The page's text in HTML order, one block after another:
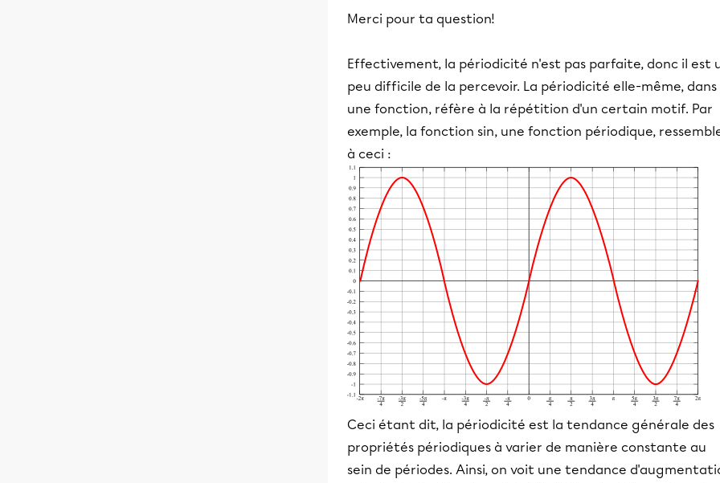
Merci pour ta question!
Effectivement, la périodicité n'est pas parfaite, donc il est
peu difficile de la percevoir. La périodicité elle-même, dans
une fonction, réfère à la répétition d'un certain motif. Par
exemple, la fonction sin, une fonction périodique,
à ceci :
Ceci étant dit, la périodicité est la tendance générale des
propriétés périodiques à varier de manière constante au
sein de périodes. Ainsi, on voit une tendance